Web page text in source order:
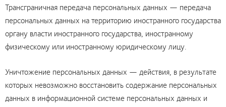
Трансграничная передача персональных данных — передача
персональных данных на территорию иностранного государства
органу власти иностранного государства, иностранному
физическому или иностранному юридическому лицу.
Уничтожение персональных данных — действия, в результате
которых невозможно восстановить содержание персональных
данных в информационной системе персональных данных и